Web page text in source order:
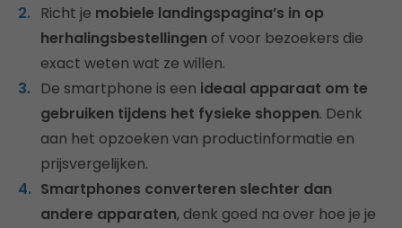
Richt je mobiele landingspagina’s in op
herhalingsbestellingen of voor bezoekers die
exact weten wat ze willen.
De smartphone is een ideaal apparaat om te
gebruiken tijdens het fysieke shoppen. Denk
aan het opzoeken van productinformatie en
prijsvergelijken.
Smartphones converteren slechter dan
andere apparaten, denk goed na over hoe je je